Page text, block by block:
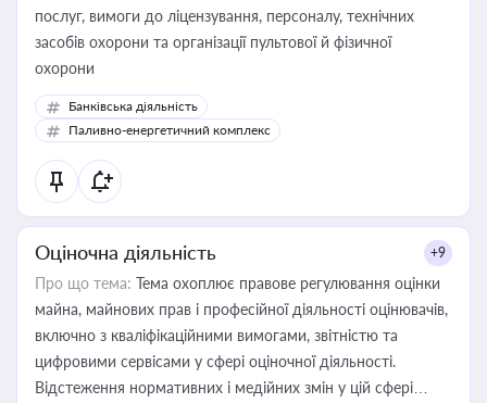
послуг, вимоги до ліцензування, персоналу, технічних
засобів охорони та організації пультової й фізичної
охорони
Банківська діяльність
Паливно-енергетичний комплекс
Оціночна діяльність +9
Про що тема: Тема охоплює правове регулювання оцінки
майна, майнових прав і професійної діяльності оцінювачів,
включно з кваліфікаційними вимогами, звітністю та
цифровими сервісами у сфері оціночної діяльності.
Відстеження нормативних і медійних змін у цій сфері